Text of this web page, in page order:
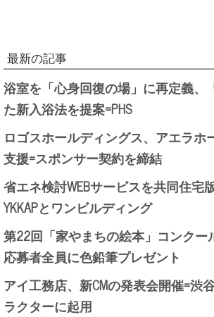
最新の記事
浴室を「心身回復の場」に再定義、
た新入浴法を提案=PHS
ロゴスホールディングス、アエラホ
支援=スポンサー契約を締結
省エネ検討WEBサービスを共同住宅
YKKAPとワンビルディング
第22回「家やまちの絵本」コンクー
応募者全員に色鉛筆プレゼント
アイ工務店、新CMの発表会開催=渋
ラクターに起用